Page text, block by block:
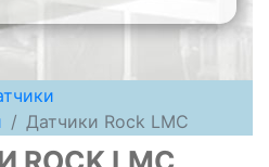
Датчики Rock LMC